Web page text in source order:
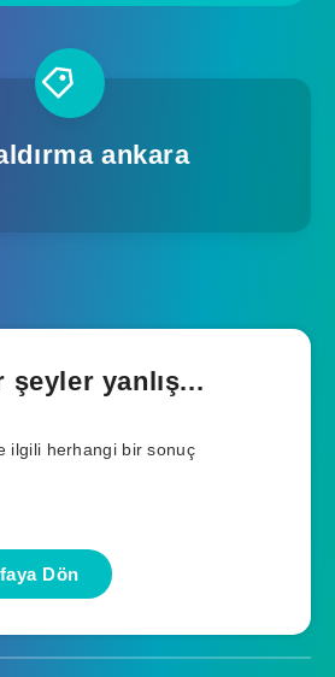
ankara
şeyler yanlış...
ilgili herhangi bir sonuç
Dön